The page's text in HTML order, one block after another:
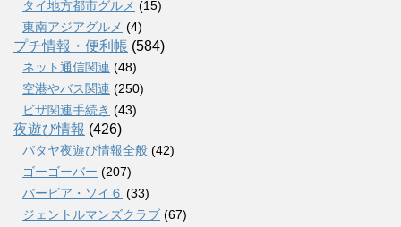
タイ地方都市グルメ (15)
東南アジアグルメ (4)
プチ情報・便利帳 (584)
ネット通信関連 (48)
空港やバス関連 (250)
ビザ関連手続き (43)
夜遊び情報 (426)
パタヤ夜遊び情報全般 (42)
ゴーゴーバー (207)
バービア・ソイ６ (33)
ジェントルマンズクラブ (67)